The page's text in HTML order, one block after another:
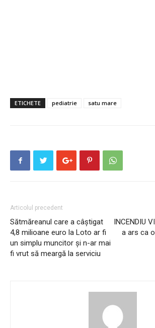
ETICHETE pediatrie satu mare
Articolul precedent
Sătmăreanul care a câștigat
4,8 milioane euro la Loto ar fi
un simplu muncitor și n-ar mai
fi vrut să meargă la serviciu
INCENDIU
a ars ca